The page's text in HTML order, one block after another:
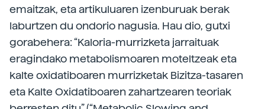
emaitzak, eta artikuluaren izenburuak berak
laburtzen du ondorio nagusia. Hau dio, gutxi
gorabehera: “Kaloria-murrizketa jarraituak
eragindako metabolismoaren moteltzeak eta
kalte oxidatiboaren murrizketak Bizitza-tasaren
eta Kalte Oxidatiboaren zahartzearen teoriak